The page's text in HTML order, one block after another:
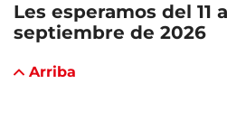
Les esperamos del 11
septiembre de 2026
Arriba